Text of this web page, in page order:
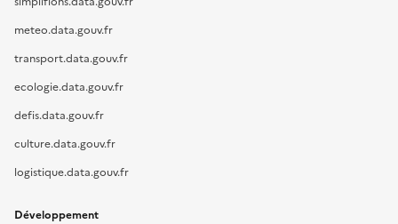
meteo.data.gouv.fr
transport.data.gouv.fr
ecologie.data.gouv.fr
defis.data.gouv.fr
culture.data.gouv.fr
logistique.data.gouv.fr
Développement